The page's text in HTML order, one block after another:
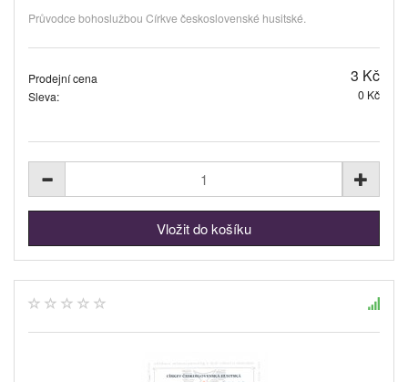
Průvodce bohoslužbou Církve československé husitské.
Prodejní cena 3 Kč
Sleva: 0 Kč